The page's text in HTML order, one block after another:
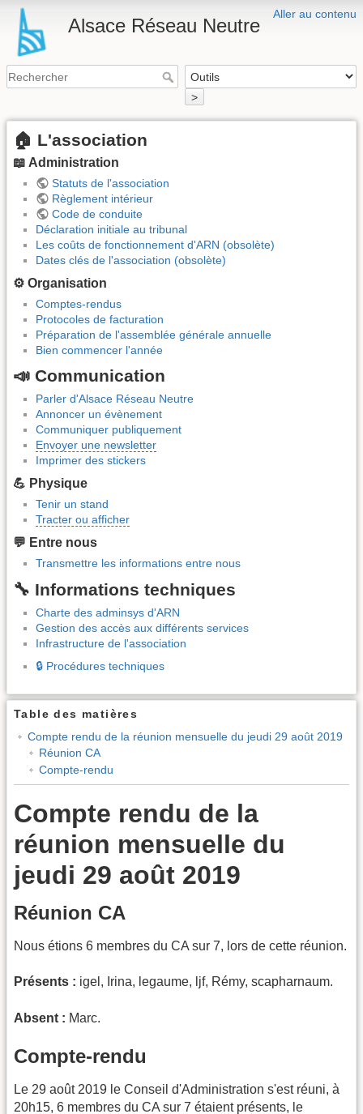
Aller au contenu
Alsace Réseau Neutre
>
🏠 L'association
📖 Administration
Statuts de l'association
Règlement intérieur
Code de conduite
Déclaration initiale au tribunal
Les coûts de fonctionnement d'ARN (obsolète)
Dates clés de l'association (obsolète)
⚙️ Organisation
Comptes-rendus
Protocoles de facturation
Préparation de l'assemblée générale annuelle
Bien commencer l'année
📣 Communication
Parler d'Alsace Réseau Neutre
Annoncer un évènement
Communiquer publiquement
Envoyer une newsletter
Imprimer des stickers
💪 Physique
Tenir un stand
Tracter ou afficher
💬 Entre nous
Transmettre les informations entre nous
🔧 Informations techniques
Charte des adminsys d'ARN
Gestion des accès aux différents services
Infrastructure de l'association
🔒 Procédures techniques
Table des matières
Compte rendu de la réunion mensuelle du jeudi 29 août 2019
Réunion CA
Compte-rendu
Compte rendu de la
réunion mensuelle du
jeudi 29 août 2019
Réunion CA
Nous étions 6 membres du CA sur 7, lors de cette réunion.
Présents : igel, Irina, legaume, ljf, Rémy, scapharnaum.
Absent : Marc.
Compte-rendu
Le 29 août 2019 le Conseil d'Administration s'est réuni, à
20h15, 6 membres du CA sur 7 étaient présents, le